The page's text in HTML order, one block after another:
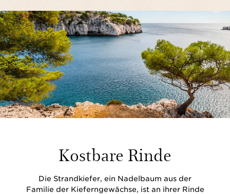
Kostbare Rinde
Die Strandkiefer, ein Nadelbaum aus der
Familie der Kieferngewächse, ist an ihrer Rinde